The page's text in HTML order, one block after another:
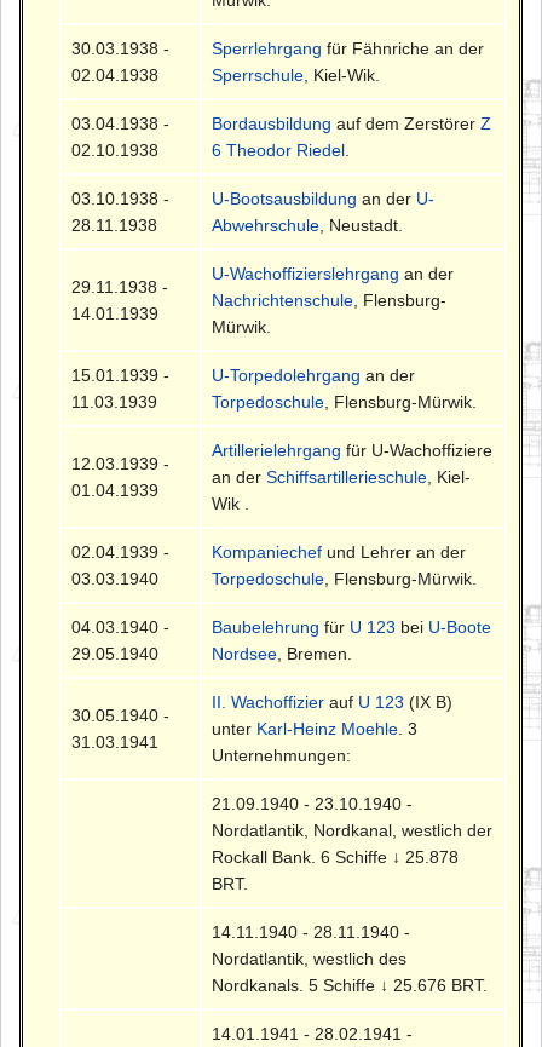
30.03.1938 -
02.04.1938
Sperrlehrgang für Fähnriche an der
Sperrschule , Kiel-Wik.
03.04.1938 -
02.10.1938
Bordausbildung auf dem ZerstörerZ
6 Theodor Riedel
03.10.1938 -
28.11.1938
U-Bootsausbildung an der U-
Abwehrschule , Neustadt.
29.11.1938 -
14.01.1939
U-Wachoffizierslehrgang an der
Nachrichtenschule , Flensburg-
Mürwik.
15.01.1939 -
11.03.1939
U-Torpedolehrgang an der
Torpedoschule , Flensburg-Mürwik.
12.03.1939 -
01.04.1939
Artillerielehrgang für U-Wachoffiziere
an derSchiffsartillerieschule , Kiel-
Wik .
02.04.1939 -
03.03.1940
Kompaniechef und Lehrer an der
Torpedoschule , Flensburg-Mürwik.
04.03.1940 -
29.05.1940
Baubelehrung für U 123 bei U-Boote
Nordsee , Bremen.
30.05.1940 -
31.03.1941
II. Wachoffizier auf U 123 (IX B)
unter Karl-Heinz Moehle . 3
Unternehmungen:
21.09.1940 - 23.10.1940 -
Nordatlantik, Nordkanal, westlich der
Rockall Bank. 6 Schiffe ↓ 25.878
BRT.
14.11.1940 - 28.11.1940 -
Nordatlantik, westlich des
Nordkanals. 5 Schiffe ↓ 25.676 BRT.
14.01.1941 - 28.02.1941 -